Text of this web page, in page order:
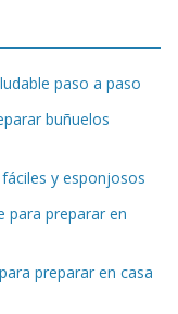
paso a paso
buñuelos
y esponjosos
para preparar en
preparar en casa